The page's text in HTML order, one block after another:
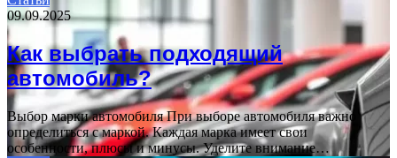
09.09.2025
Как выбрать подходящий
автомобиль?
Выбор марки автомобиля При выборе автомобиля важно
определиться с маркой. Каждая марка имеет свои
особенности, плюсы и минусы. Уделите внимание…